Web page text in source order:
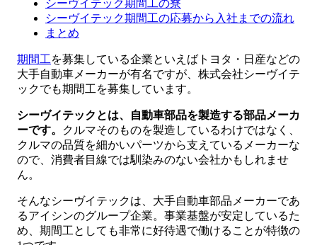
シーヴイテック期間工の寮
シーヴイテック期間工の応募から入社までの流れ
まとめ
期間工を募集している企業といえばトヨタ・日産などの
大手自動車メーカーが有名ですが、株式会社シーヴイテ
ックでも期間工を募集しています。
シーヴイテックとは、自動車部品を製造する部品メーカ
ーです。
クルマそのものを製造しているわけではなく、
クルマの品質を細かいパーツから支えているメーカーな
ので、消費者目線では馴染みのない会社かもしれませ
ん。
そんなシーヴイテックは、大手自動車部品メーカーであ
るアイシンのグループ企業。事業基盤が安定しているた
め、期間工としても非常に好待遇で働けることが特徴の